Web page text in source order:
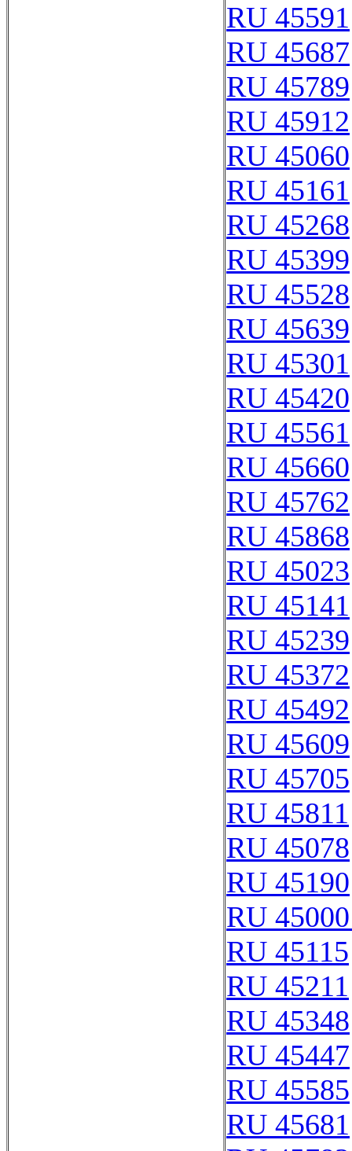
RU 45591
RU 45687
RU 45789
RU 45912
RU 45060
RU 45161
RU 45268
RU 45399
RU 45528
RU 45639
RU 45301
RU 45420
RU 45561
RU 45660
RU 45762
RU 45868
RU 45023
RU 45141
RU 45239
RU 45372
RU 45492
RU 45609
RU 45705
RU 45811
RU 45078
RU 45190
RU
RU 45115
RU 45211
RU 45348
RU 45447
RU 45585
RU 45681